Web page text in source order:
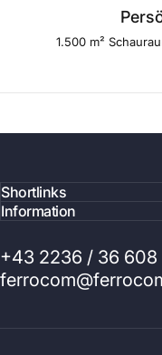
1.500 m²
Shortlinks
Information
+43 2236 / 36 608